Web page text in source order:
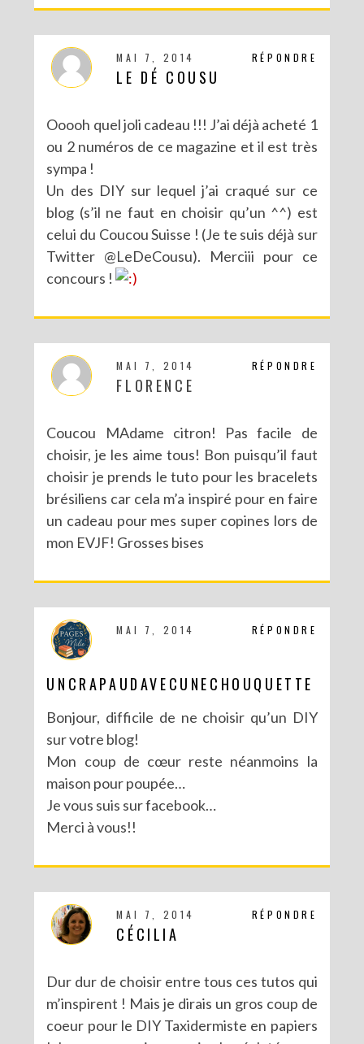
CONCOURS : UN KIT DIY LOVE BIRDS À GAGNER POUR LA SAINT VALENTIN
NOUVEAU BLOG POUR DE NOUVELLES (EN)VIES
MA PARTICIPATION À LA BATTLE FUSE CREATIVITY SYSTEM DE FISKARS
RÉPONDRE
MAI 7, 2014
LE DÉ COUSU
Ooooh quel joli cadeau !!! J’ai déjà acheté 1
ou 2 numéros de ce magazine et il est très
sympa !
Un des DIY sur lequel j’ai craqué sur ce
blog (s’il ne faut en choisir qu’un ^^) est
celui du Coucou Suisse ! (Je te suis déjà sur
Twitter @LeDeCousu). Merciii pour ce
concours !
RÉPONDRE
MAI 7, 2014
FLORENCE
Coucou MAdame citron! Pas facile de
choisir, je les aime tous! Bon puisqu’il faut
choisir je prends le tuto pour les bracelets
brésiliens car cela m’a inspiré pour en faire
un cadeau pour mes super copines lors de
mon EVJF! Grosses bises
RÉPONDRE
MAI 7, 2014
UNCRAPAUDAVECUNECHOUQUETTE
Bonjour, difficile de ne choisir qu’un DIY
sur votre blog!
Mon coup de cœur reste néanmoins la
maison pour poupée…
Je vous suis sur facebook…
Merci à vous!!
RÉPONDRE
MAI 7, 2014
CÉCILIA
Dur dur de choisir entre tous ces tutos qui
m’inspirent ! Mais je dirais un gros coup de
coeur pour le DIY Taxidermiste en papiers